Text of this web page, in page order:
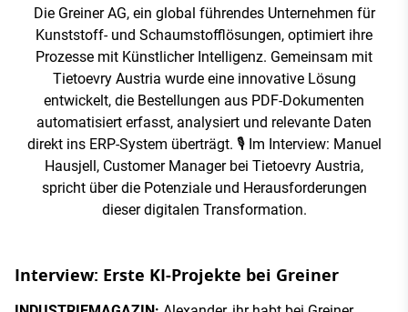
Die Greiner AG, ein global führendes Unternehmen für
Kunststoff- und Schaumstofflösungen, optimiert ihre
Prozesse mit Künstlicher Intelligenz. Gemeinsam mit
Tietoevry Austria wurde eine innovative Lösung
entwickelt, die Bestellungen aus PDF-Dokumenten
automatisiert erfasst, analysiert und relevante Daten
direkt ins ERP-System überträgt. 🎙️ Im Interview: Manuel
Hausjell, Customer Manager bei Tietoevry Austria,
spricht über die Potenziale und Herausforderungen
dieser digitalen Transformation.
Interview: Erste KI-Projekte bei Greiner